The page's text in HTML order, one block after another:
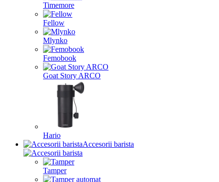
Timemore
Fellow
Mlynko
Femobook
Goat Story ARCO
Hario
Accesorii barista
Tamper